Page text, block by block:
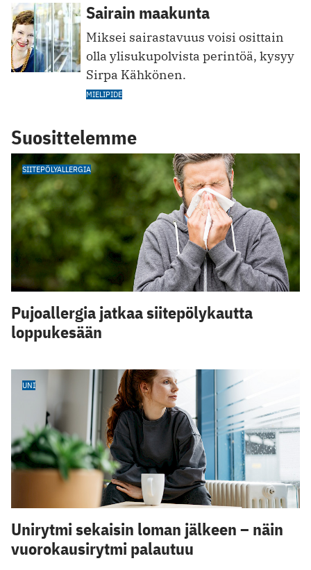
Sairain maakunta
Miksei sairastavuus voisi osittain
olla ylisukupolvista perintöä, kysyy
Sirpa Kähkönen.
MIELIPIDE
Suosittelemme
SIITEPÖLYALLERGIA
Pujoallergia jatkaa siitepölykautta
loppukesään
UNI
Unirytmi sekaisin loman jälkeen – näin
vuorokausirytmi palautuu